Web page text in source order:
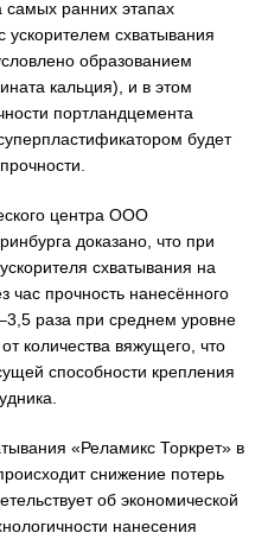
самых ранних этапах
схватывания
образованием
кальция), и в этом
портландцемента
будет
центра ООО
доказано, что при
схватывания на
час прочность нанесённого
раза при среднем уровне
количества вяжущего, что
способности крепления
«Реламикс Торкрет» в
снижение потерь
об экономической
нанесения